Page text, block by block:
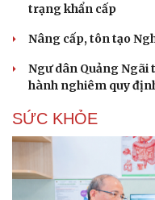
trạng khẩn cấp
Nâng cấp, tôn tạo
Ngư dân Quảng Ngãi
hành nghiêm quy
SỨC KHỎE